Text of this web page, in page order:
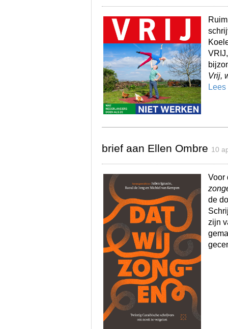
Vrij,
brief aan Ellen Ombre 10
Voor
de
zijn